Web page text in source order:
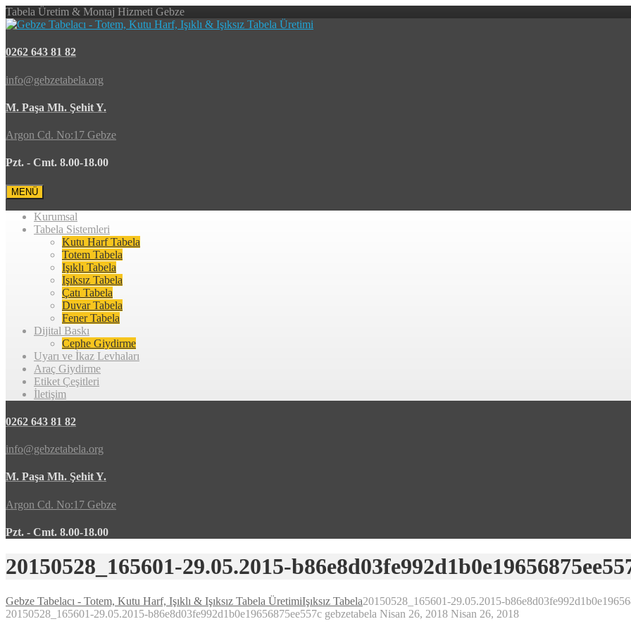
Tabela Üretim & Montaj Hizmeti Gebze
0262 643 81 82
info@gebzetabela.org
M. Paşa Mh. Şehit Y.
Argon Cd. No:17 Gebze
Pzt. - Cmt. 8.00-18.00
MENÜ
Kurumsal
Tabela Sistemleri
Kutu Harf Tabela
Totem Tabela
Işıklı Tabela
Işıksız Tabela
Çatı Tabela
Duvar Tabela
Fener Tabela
Dijital Baskı
Cephe Giydirme
Uyarı ve İkaz Levhaları
Araç Giydirme
Etiket Çeşitleri
İletişim
0262 643 81 82
info@gebzetabela.org
M. Paşa Mh. Şehit Y.
Argon Cd. No:17 Gebze
Pzt. - Cmt. 8.00-18.00
20150528_165601-29.05.2015-
Gebze Tabelacı - Totem, Kutu Harf, Işıklı & Işıksız Tabela ÜretimiIşıksız Tabela20150528_165601-29.05.2015-
20150528_165601-29.05.2015-b86e8d03fe992d1b0e19656875ee557c gebzetabela Nisan 26, 2018 Nisan 26, 2018